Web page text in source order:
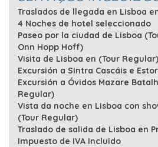
Traslados de llegada en Lisboa
4 Noches de hotel seleccionado
Paseo por la ciudad de Lisboa
Onn Hopp Hoff)
Visita de Lisboa en (Tour Regular)
Excursión a Sintra Cascáis e
Excursión a Óvidos Mazare
Regular)
Vista da noche en Lisboa con
(Tour Regular)
Traslado de salida de Lisboa en
Impuesto de IVA Incluido